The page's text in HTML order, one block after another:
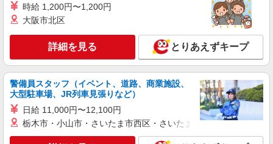
※2025年6月支給実績 ※処遇改善手当は試用期間
パート
鳩ヶ谷ケアセンターそよ風：RO17214
【時給】1,445円〜 ▼給与詳細 処遇改善手
当：220円/時 夜勤手当:6,000円/回 ▼下記別途支給
通勤手当 年末年始手当：380円/時 寸志あり：年2
回（6月・12月） ※業績による ※処遇改善手当は
試用期間中(3ヶ月)は支給なし
埼玉県川口市里1218
キープ 詳細を見る
パート
川口南ケアセンターそよ風：RO12759
NEW
時給 1,200円〜1,200円
大阪市北区
詳細を見る とりあえずキープ
警備員スタッフ（イベント、道路、商業施設、
大型駐車場、JR列車見張りなど）
日給 11,000円〜12,100円
栃木市・小山市・さいたま市西区・さいたま市岩槻区・久喜市・